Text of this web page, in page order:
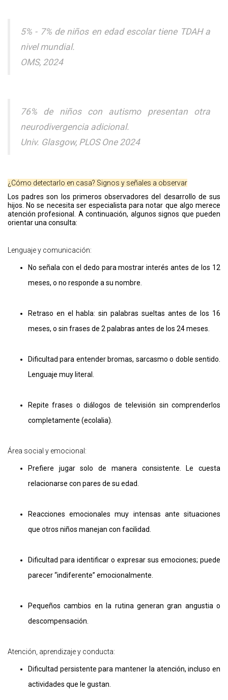
5% - 7% de niños en edad escolar tiene TDAH a
nivel mundial.
OMS, 2024
76% de niños con autismo presentan otra
neurodivergencia adicional.
Univ. Glasgow, PLOS One 2024
¿Cómo detectarlo en casa? Signos y señales a observar
Los padres son los primeros observadores del desarrollo de sus
hijos. No se necesita ser especialista para notar que algo merece
atención profesional. A continuación, algunos signos que pueden
orientar una consulta:
Lenguaje y comunicación:
No señala con el dedo para mostrar interés antes de los 12
meses, o no responde a su nombre.
Retraso en el habla: sin palabras sueltas antes de los 16
meses, o sin frases de 2 palabras antes de los 24 meses.
Dificultad para entender bromas, sarcasmo o doble sentido.
Lenguaje muy literal.
Repite frases o diálogos de televisión sin comprenderlos
completamente (ecolalia).
Área social y emocional:
Prefiere jugar solo de manera consistente. Le cuesta
relacionarse con pares de su edad.
Reacciones emocionales muy intensas ante situaciones
que otros niños manejan con facilidad.
Dificultad para identificar o expresar sus emociones; puede
parecer “indiferente” emocionalmente.
Pequeños cambios en la rutina generan gran angustia o
descompensación.
Atención, aprendizaje y conducta:
Dificultad persistente para mantener la atención, incluso en
actividades que le gustan.